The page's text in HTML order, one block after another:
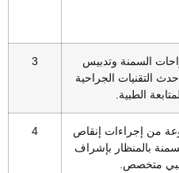
السمنة وتدبيس
التقنيات الجراحية
الطبية.
3
من إجراءات إنقاص
بالمنظار بإشراف
متخصص.
4